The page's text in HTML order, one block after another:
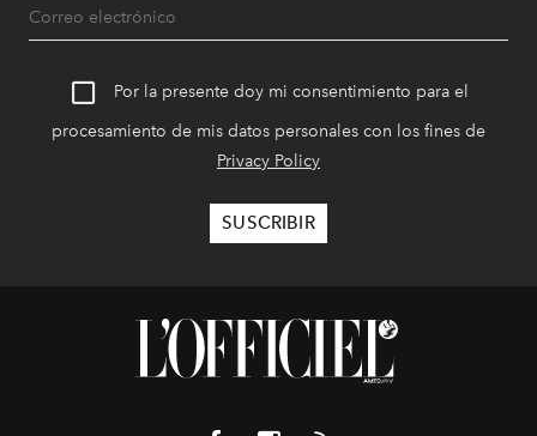
Por la presente doy mi consentimiento para el
procesamiento de mis datos personales con los fines de
Privacy Policy